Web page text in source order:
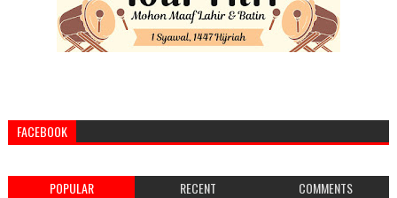
FACEBOOK
POPULAR RECENT COMMENTS